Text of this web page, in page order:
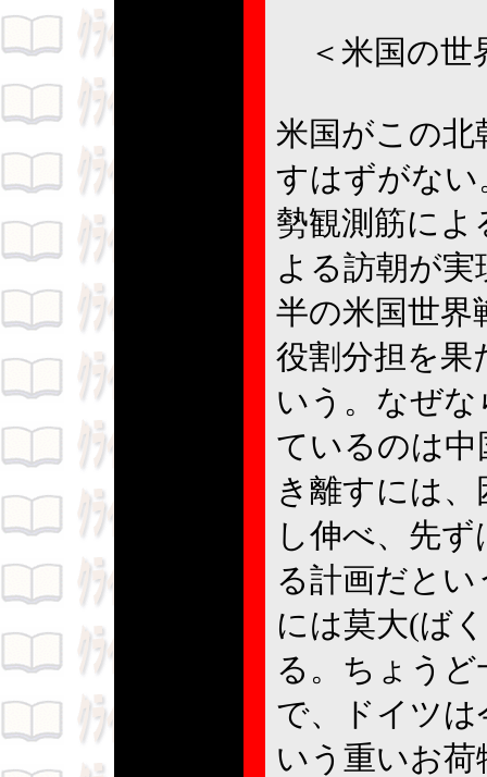
＜米国の世
米国がこの北
すはずがな
勢観測筋によ
よる訪朝が
半の米国世界
役割分担を果
いう。なぜ
ているのは
き離すには
し伸べ、先
る計画だと
には莫大(ば
る。ちょう
で、ドイツ
いう重いお